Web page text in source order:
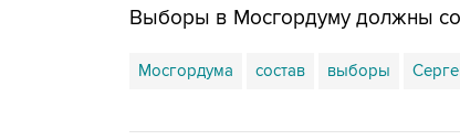
Выборы в Мосгордуму должны
Мосгордума состав выборы